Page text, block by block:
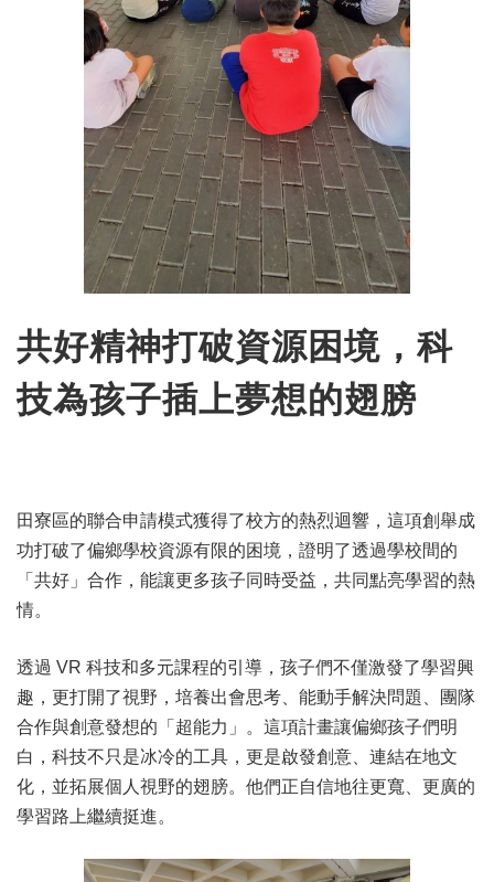
共好精神打破資源困境，科
技為孩子插上夢想的翅膀
田寮區的聯合申請模式獲得了校方的熱烈迴響，這項創舉成
功打破了偏鄉學校資源有限的困境，證明了透過學校間的
「共好」合作，能讓更多孩子同時受益，共同點亮學習的熱
情。
透過 VR 科技和多元課程的引導，孩子們不僅激發了學習興
趣，更打開了視野，培養出會思考、能動手解決問題、團隊
合作與創意發想的「超能力」。這項計畫讓偏鄉孩子們明
白，科技不只是冰冷的工具，更是啟發創意、連結在地文
化，並拓展個人視野的翅膀。他們正自信地往更寬、更廣的
學習路上繼續挺進。